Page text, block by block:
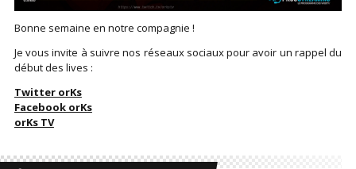
Bonne semaine en notre compagnie !
Je vous invite à suivre nos réseaux sociaux pour avoir un rappel du
début des lives :
Twitter orKs
Facebook orKs
orKs TV